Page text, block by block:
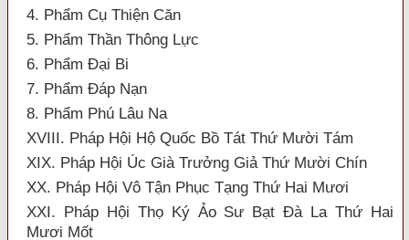
4. Phẩm Cụ Thiện Căn
5. Phẩm Thần Thông Lực
6. Phẩm Đại Bi
7. Phẩm Đáp Nạn
8. Phẩm Phú Lâu Na
XVIII. Pháp Hội Hộ Quốc Bồ Tát Thứ Mười Tám
XIX. Pháp Hội Úc Già Trưởng Giả Thứ Mười Chín
XX. Pháp Hội Vô Tận Phục Tạng Thứ Hai Mươi
XXI. Pháp Hội Thọ Ký Ảo Sư Bạt Đà La Thứ Hai
Mươi Mốt